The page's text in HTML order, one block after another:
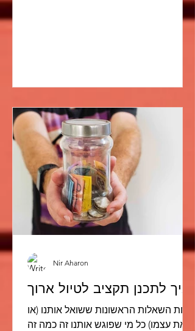
מחברות התעופה בעולם כבר בעת הצ'יק
איך לתכנן תקציב לטיול ארוך
אחת השאלות הראשונות ששואל אותנו (או
את עצמו) כל מי שפוגש אותנו זה כמה זה
Nir Aharon